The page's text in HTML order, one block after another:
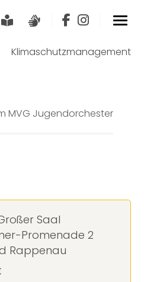
Leichte Sprache
Klimaschutzmanagement
MVG Jugendorchester
Saal
Promenade 2
Rappenau